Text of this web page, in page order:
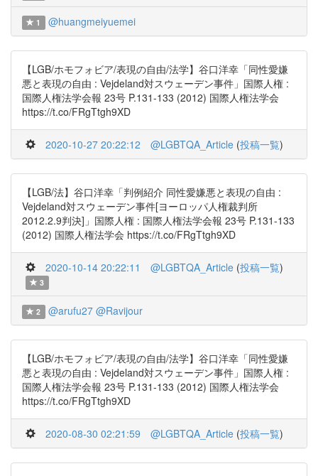
1 @huangmeiyuemei
【LGB/ホモフォビア/表現の自由/法学】谷口洋幸「同性愛嫌
悪と表現の自由 : Vejdeland対スウェーデン事件」国際人権 :
国際人権法学会報 23号 P.131-133 (2012) 国際人権法学会
https://t.co/FRgTtgh9XD
2020-10-27 20:22:12 @LGBTQA_Article (投稿一覧)
【LGB/法】谷口洋幸「判例紹介 同性愛嫌悪と表現の自由 :
Vejdeland対スウェーデン事件[ヨーロッパ人権裁判所
2012.2.9判決]」国際人権 : 国際人権法学会報 23号 P.131-133
(2012) 国際人権法学会 https://t.co/FRgTtgh9XD
2020-10-14 20:22:11 @LGBTQA_Article (投稿一覧)
3
2 @arufu27 @Ravijour
【LGB/ホモフォビア/表現の自由/法学】谷口洋幸「同性愛嫌
悪と表現の自由 : Vejdeland対スウェーデン事件」国際人権 :
国際人権法学会報 23号 P.131-133 (2012) 国際人権法学会
https://t.co/FRgTtgh9XD
2020-08-30 02:21:59 @LGBTQA_Article (投稿一覧)